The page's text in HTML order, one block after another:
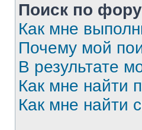
Поиск по
Как мне
Почему мой
В результате
Как мне найти
Как мне найти